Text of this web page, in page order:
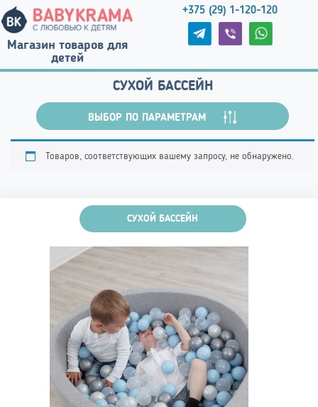
Магазин товаров для
детей
+375 (29) 1-120-120
СУХОЙ БАССЕЙН
ВЫБОР ПО ПАРАМЕТРАМ
Товаров, соответствующих вашему запросу, не обнаружено.
СУХОЙ БАССЕЙН